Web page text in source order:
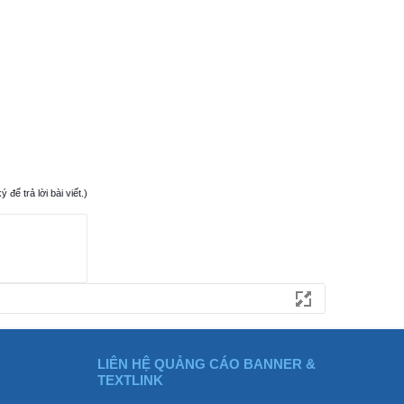
để trả lời bài viết.)
LIÊN HỆ QUẢNG CÁO BANNER &
TEXTLINK